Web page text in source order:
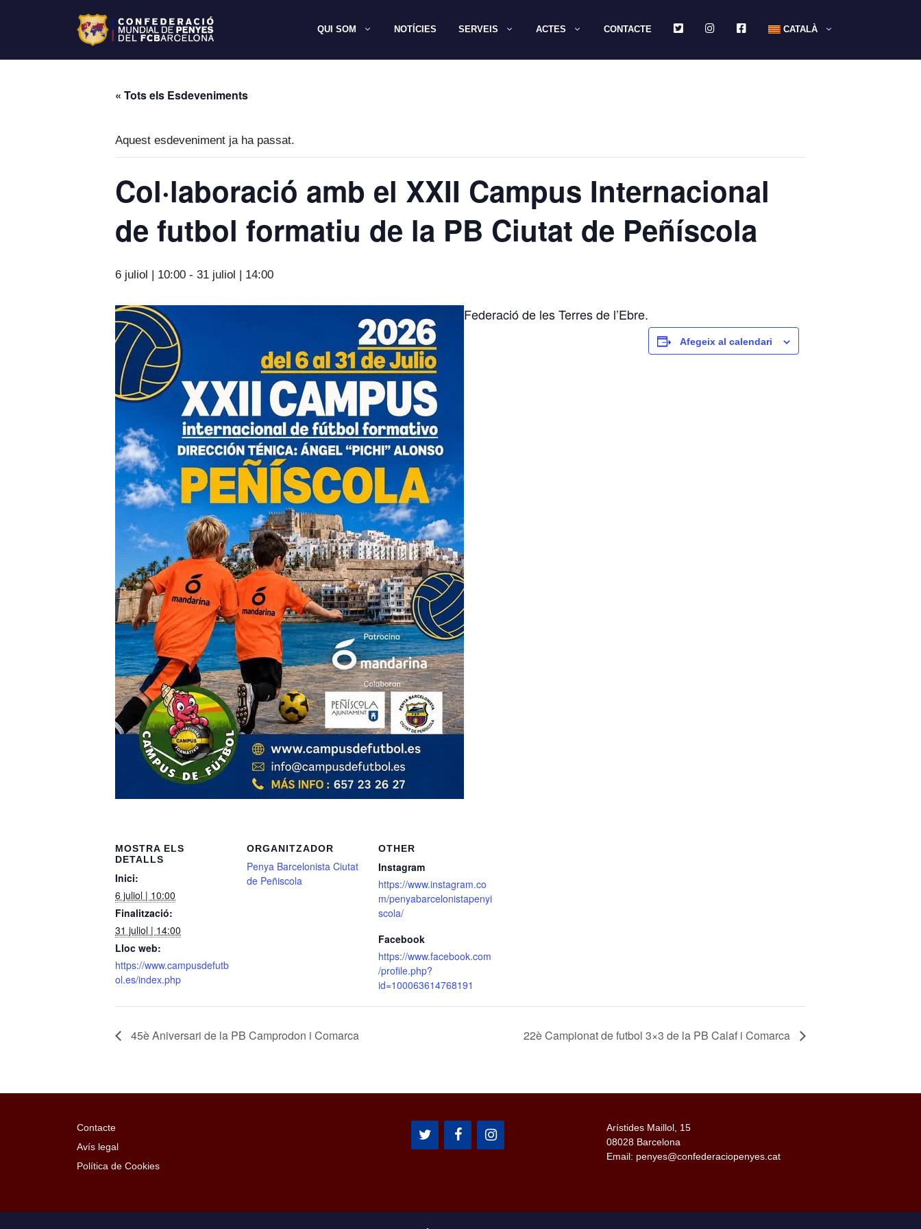
QUI SOM NOTÍCIES SERVEIS ACTES CONTACTE TWITTERINSTAGRAMFACEBOOKCATALÀ
« Tots els Esdeveniments
Aquest esdeveniment ja ha passat.
Col·laboració amb el XXII Campus Internacional
de futbol formatiu de la PB Ciutat de Peñíscola
6 juliol | 10:00 - 31 juliol | 14:00
Federació de les Terres de l’Ebre.
Afegeix al calendari
MOSTRA ELS
DETALLS
Inici:
6 juliol | 10:00
Finalització:
31 juliol | 14:00
Lloc web:
https://www.campusdefutb
ol.es/index.php
ORGANITZADOR
Penya Barcelonista Ciutat
de Peñiscola
OTHER
Instagram
https://www.instagram.co
m/penyabarcelonistapenyi
scola/
Facebook
https://www.facebook.com
/profile.php?
id=100063614768191
45è Aniversari de la PB Camprodon i Comarca 22è Campionat de futbol 3×3 de la PB Calaf i Comarca
Contacte
Avís legal
Política de Cookies
Arístides Maillol, 15
08028 Barcelona
Email: penyes@confederaciopenyes.cat